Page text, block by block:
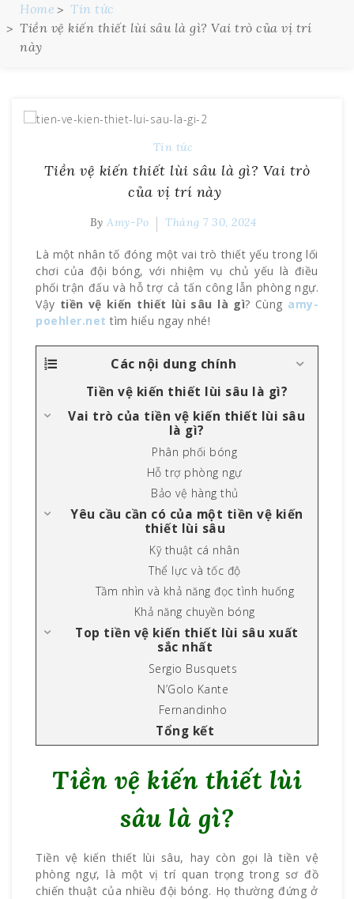
Home
Tin tức
Tiền vệ kiến thiết lùi sâu là gì? Vai trò của vị trí
này
Tin tức
Tiền vệ kiến thiết lùi sâu là gì? Vai trò
của vị trí này
ByAmy-Po Tháng 7 30, 2024
Là một nhân tố đóng một vai trò thiết yếu trong lối
chơi của đội bóng, với nhiệm vụ chủ yếu là điều
phối trận đấu và hỗ trợ cả tấn công lẫn phòng ngự.
Vậy tiền vệ kiến thiết lùi sâu là gì? Cùng amy-
poehler.net tìm hiểu ngay nhé!
Các nội dung chính
Tiền vệ kiến thiết lùi sâu là gì?
Vai trò của tiền vệ kiến thiết lùi sâu
là gì?
Phân phối bóng
Hỗ trợ phòng ngự
Bảo vệ hàng thủ
Yêu cầu cần có của một tiền vệ kiến
thiết lùi sâu
Kỹ thuật cá nhân
Thể lực và tốc độ
Tầm nhìn và khả năng đọc tình huống
Khả năng chuyền bóng
Top tiền vệ kiến thiết lùi sâu xuất
sắc nhất
Sergio Busquets
N’Golo Kante
Fernandinho
Tổng kết
Tiền vệ kiến thiết lùi
sâu là gì?
Tiền vệ kiến thiết lùi sâu, hay còn gọi là tiền vệ
phòng ngự, là một vị trí quan trọng trong sơ đồ
chiến thuật của nhiều đội bóng. Họ thường đứng ở